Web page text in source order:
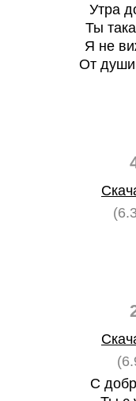
Утра
Ты
Я не
От души
С